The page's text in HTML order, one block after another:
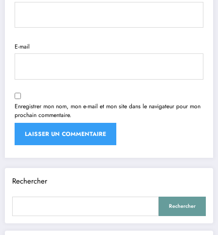
E-mail
Enregistrer mon nom, mon e-mail et mon site dans le navigateur pour mon
prochain commentaire.
Rechercher
Rechercher